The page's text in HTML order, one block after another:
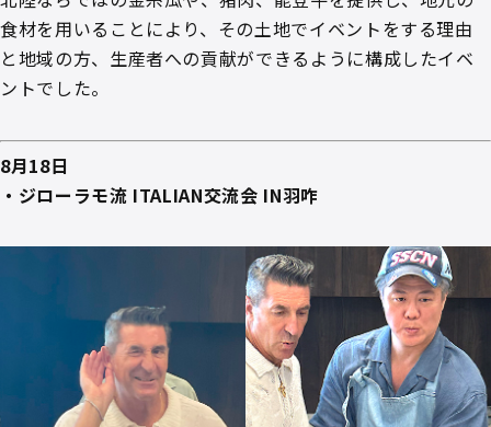
食材を用いることにより、その土地でイベントをする理由
と地域の方、生産者への貢献ができるように構成したイベ
ントでした。
8月18日
・ジローラモ流 ITALIAN交流会 IN羽咋